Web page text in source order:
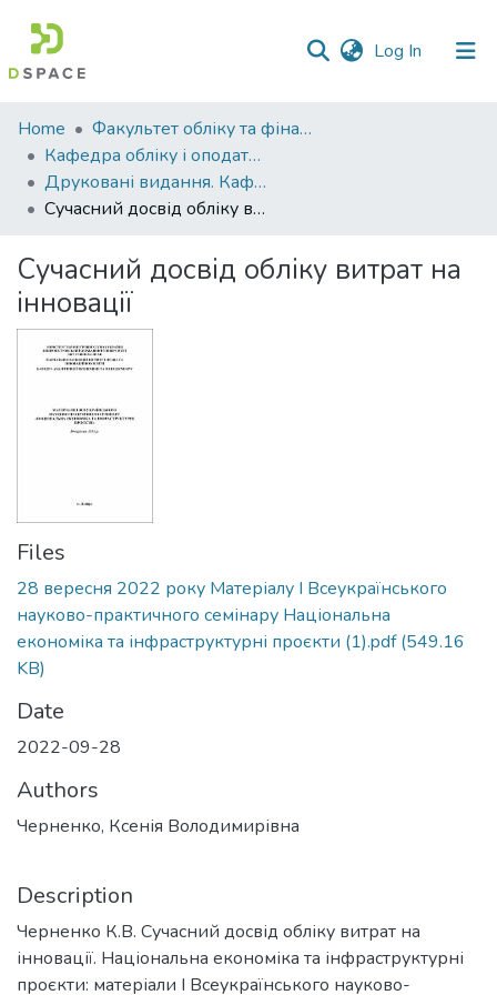
Log In (current)
Communities
&
Collections
All of DSpace
Statistics
Home
Факультет обліку та фінансів
Кафедра обліку і оподаткування
Друковані видання. Кафедра обліку і оподаткування
Cучасний досвід обліку витрат на інновації
Cучасний досвід обліку витрат на
інновації
Files
28 вересня 2022 року Матеріалу І Всеукраїнського
науково-практичного семінару Національна
економіка та інфраструктурні проєкти (1).pdf(549.16
KB)
Date
2022-09-28
Authors
Черненко, Ксенія Володимирівна
Description
Черненко К.В. Сучасний досвід обліку витрат на
інновації. Національна економіка та інфраструктурні
проєкти: матеріали І Всеукраїнського науково-